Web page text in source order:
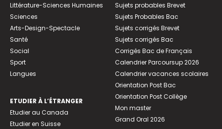
Littérature-Sciences Humaines
Sciences
Arts-Design-Spectacle
Santé
Social
Sport
Langues
ETUDIER À L’ÉTRANGER
Etudier au Canada
Etudier en Suisse
Sujets probables Brevet
Sujets Probables Bac
Sujets corrigés Brevet
Sujets corrigés Bac
Corrigés Bac de Français
Calendrier Parcoursup 2026
Calendrier vacances scolaires
Orientation Post Bac
Orientation Post Collège
Mon master
Grand Oral 2026